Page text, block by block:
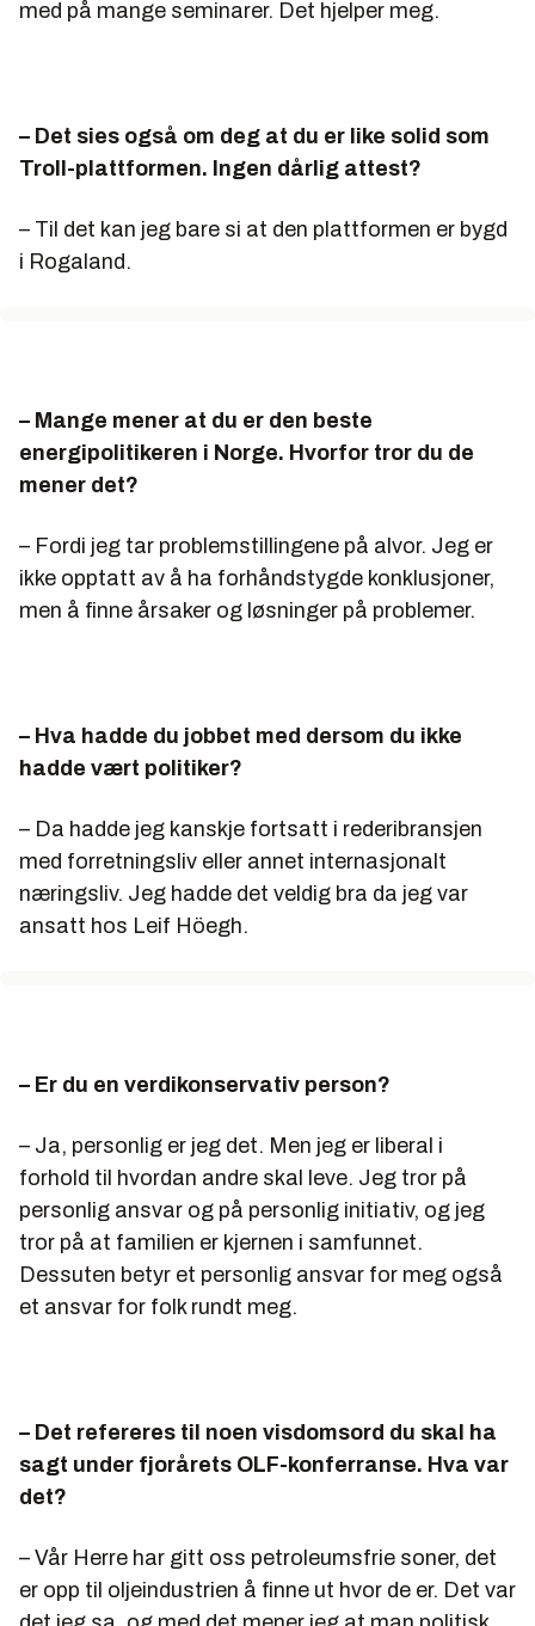
med på mange seminarer. Det hjelper meg.
– Det sies også om deg at du er like solid som
Troll-plattformen. Ingen dårlig attest?
– Til det kan jeg bare si at den plattformen er bygd
i Rogaland.
– Mange mener at du er den beste
energipolitikeren i Norge. Hvorfor tror du de
mener det?
– Fordi jeg tar problemstillingene på alvor. Jeg er
ikke opptatt av å ha forhåndstygde konklusjoner,
men å finne årsaker og løsninger på problemer.
– Hva hadde du jobbet med dersom du ikke
hadde vært politiker?
– Da hadde jeg kanskje fortsatt i rederibransjen
med forretningsliv eller annet internasjonalt
næringsliv. Jeg hadde det veldig bra da jeg var
ansatt hos Leif Höegh.
– Er du en verdikonservativ person?
– Ja, personlig er jeg det. Men jeg er liberal i
forhold til hvordan andre skal leve. Jeg tror på
personlig ansvar og på personlig initiativ, og jeg
tror på at familien er kjernen i samfunnet.
Dessuten betyr et personlig ansvar for meg også
et ansvar for folk rundt meg.
– Det refereres til noen visdomsord du skal ha
sagt under fjorårets OLF-konferranse. Hva var
det?
– Vår Herre har gitt oss petroleumsfrie soner, det
er opp til oljeindustrien å finne ut hvor de er. Det var